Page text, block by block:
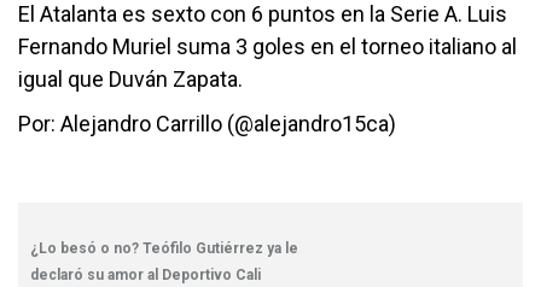
El Atalanta es sexto con 6 puntos en la Serie A. Luis
Fernando Muriel suma 3 goles en el torneo italiano al
igual que Duván Zapata.
Por: Alejandro Carrillo (@alejandro15ca)
¿Lo besó o no? Teófilo Gutiérrez ya le
declaró su amor al Deportivo Cali